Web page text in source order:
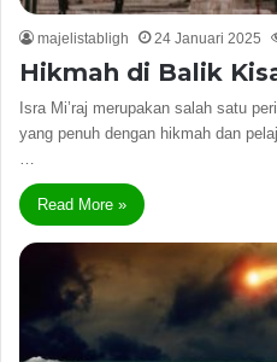
majelistabligh 24 Januari 2025
Hikmah di Balik
Isra Mi’raj merupakan salah satu
yang penuh dengan hikmah dan
…
Read More »